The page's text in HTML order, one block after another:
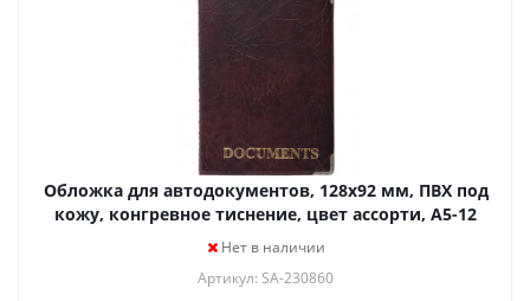
Обложка для автодокументов, 128х92 мм, ПВХ под
кожу, конгревное тиснение, цвет ассорти, А5-12
Нет в наличии
Артикул: SA-230860